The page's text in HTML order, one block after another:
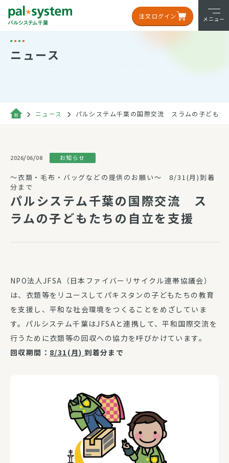
注文ログイン メニュー
ニュース
ニュース パルシステム千葉の国際交流 スラムの子どもた
2026/06/08 お知らせ
～衣類・毛布・バッグなどの提供のお願い～ 8/31(月)到着
分まで
パルシステム千葉の国際交流 ス
ラムの子どもたちの自立を支援
NPO法人JFSA（日本ファイバーリサイクル連帯協議会）
は、衣類等をリユースしてパキスタンの子どもたちの教育
を支援し、平和な社会環境をつくることをめざしていま
す。パルシステム千葉はJFSAと連携して、平和国際交流を
行うために衣類等の回収への協力を呼びかけています。
回収期間： 8/31(月)到着分まで